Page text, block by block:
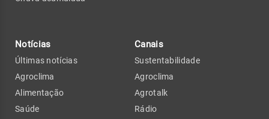
Notícias
Últimas notícias
Agroclima
Alimentação
Saúde
Canais
Sustentabilidade
Agroclima
Agrotalk
Rádio